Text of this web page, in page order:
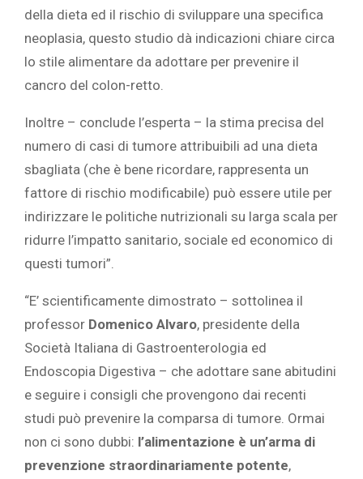
della dieta ed il rischio di sviluppare una specifica
neoplasia, questo studio dà indicazioni chiare circa
lo stile alimentare da adottare per prevenire il
cancro del colon-retto.
Inoltre – conclude l’esperta – la stima precisa del
numero di casi di tumore attribuibili ad una dieta
sbagliata (che è bene ricordare, rappresenta un
fattore di rischio modificabile) può essere utile per
indirizzare le politiche nutrizionali su larga scala per
ridurre l’impatto sanitario, sociale ed economico di
questi tumori”.
“E’ scientificamente dimostrato – sottolinea il
professor Domenico Alvaro, presidente della
Società Italiana di Gastroenterologia ed
Endoscopia Digestiva – che adottare sane abitudini
e seguire i consigli che provengono dai recenti
studi può prevenire la comparsa di tumore. Ormai
non ci sono dubbi: l’alimentazione è un’arma di
prevenzione straordinariamente potente,